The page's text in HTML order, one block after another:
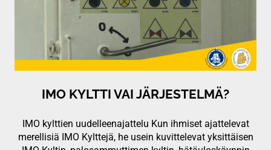
IMO KYLTTI VAI JÄRJESTELMÄ?
IMO kylttien uudelleenajattelu Kun ihmiset ajattelevat
merellisiä IMO Kylttejä, he usein kuvittelevat yksittäisen